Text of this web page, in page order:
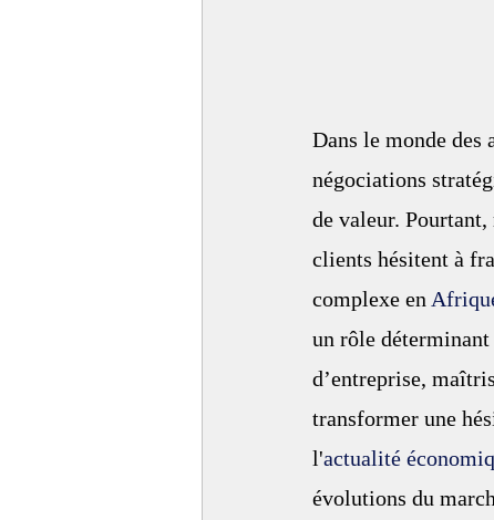
Dans le monde des
négociations
de valeur.
clients hésitent à
complexe en
un rôle
d’entreprise,
transformer une
l'actualité
évolutions du